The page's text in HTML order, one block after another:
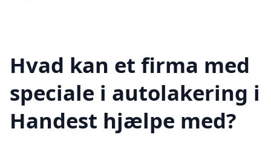
Hvad kan et firma med
speciale i autolakering i
Handest hjælpe med?